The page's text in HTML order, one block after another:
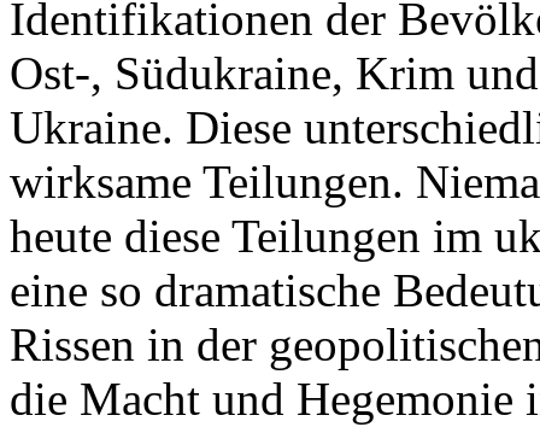
Identifikationen der
Ost-, Südukraine, Krim
Ukraine. Diese
wirksame Teilungen.
heute diese Teilungen im
eine so dramatische
Rissen in der
die Macht und Hegemonie